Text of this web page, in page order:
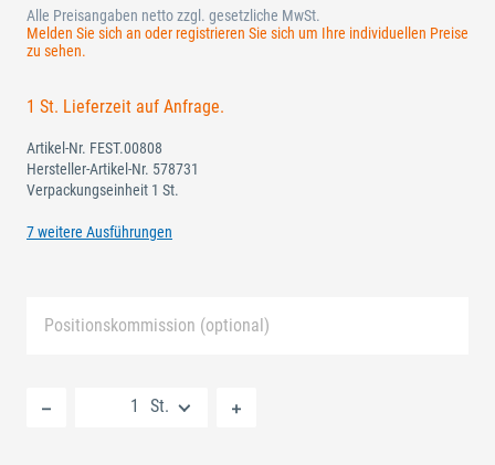
Alle Preisangaben netto zzgl. gesetzliche MwSt.
Melden Sie sich an oder registrieren Sie sich um Ihre individuellen Preise
zu sehen.
1 St. Lieferzeit auf Anfrage.
Artikel-Nr. FEST.00808
Hersteller-Artikel-Nr. 578731
Verpackungseinheit 1 St.
7 weitere Ausführungen
Positionskommission (optional)
St.